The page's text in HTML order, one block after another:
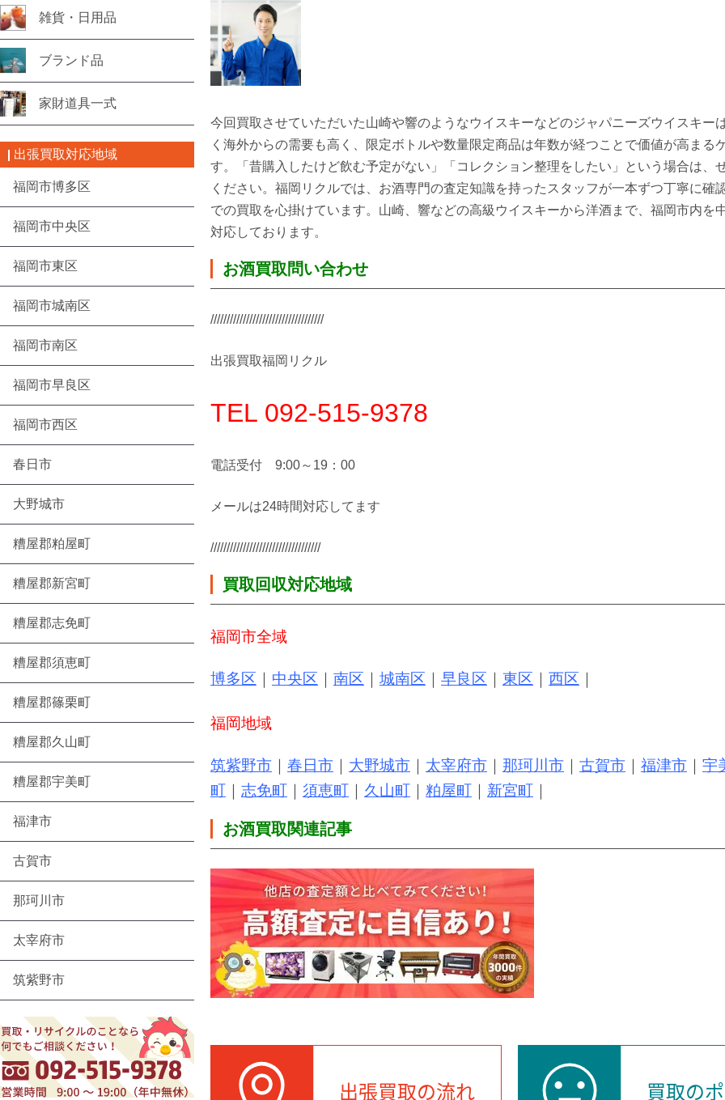
雑貨・日用品
ブランド品
家財道具一式
出張買取対応地域
福岡市博多区
福岡市中央区
福岡市東区
福岡市城南区
福岡市南区
福岡市早良区
福岡市西区
春日市
大野城市
糟屋郡粕屋町
糟屋郡新宮町
糟屋郡志免町
糟屋郡須恵町
糟屋郡篠栗町
糟屋郡久山町
糟屋郡宇美町
福津市
古賀市
那珂川市
太宰府市
筑紫野市
今回買取させていただいた山崎や響のようなウイスキーなどのジャパニーズウイスキー
く海外からの需要も高く、限定ボトルや数量限定商品は年数が経つことで価値が高まる
す。「昔購入したけど飲む予定がない」「コレクション整理をしたい」という場合は、
ください。福岡リクルでは、お酒専門の査定知識を持ったスタッフが一本ずつ丁寧に確
での買取を心掛けています。山崎、響などの高級ウイスキーから洋酒まで、福岡市内を
対応しております。
お酒買取問い合わせ
///////////////////////////////////
出張買取福岡リクル
TEL 092-515-9378
電話受付 9:00～19：00
メールは24時間対応してます
//////////////////////////////////
買取回収対応地域
福岡市全域
博多区 中央区 南区 城南区 早良区 東区 西区
福岡地域
筑紫野市 春日市 大野城市 太宰府市 那珂川市 古賀市 福津市 宇
町
志免町 須恵町 久山町 粕屋町 新宮町
お酒買取関連記事